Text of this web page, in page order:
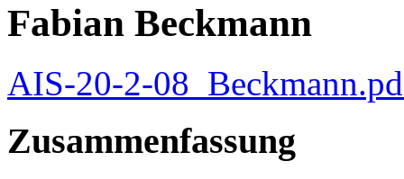
Fabian Beckmann
AIS-20-2-
Zusammenfassung